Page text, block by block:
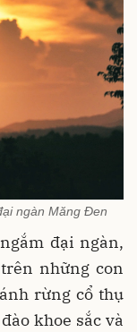
ngàn Măng Đen
đại ngàn,
những con
rừng cổ thụ
khoe sắc và